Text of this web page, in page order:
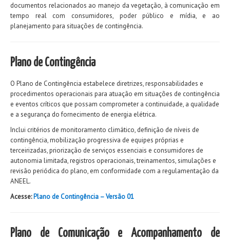
documentos relacionados ao manejo da vegetação, à comunicação em
tempo real com consumidores, poder público e mídia, e ao
planejamento para situações de contingência.
Plano de Contingência
O Plano de Contingência estabelece diretrizes, responsabilidades e
procedimentos operacionais para atuação em situações de contingência
e eventos críticos que possam comprometer a continuidade, a qualidade
e a segurança do fornecimento de energia elétrica.
Inclui critérios de monitoramento climático, definição de níveis de
contingência, mobilização progressiva de equipes próprias e
terceirizadas, priorização de serviços essenciais e consumidores de
autonomia limitada, registros operacionais, treinamentos, simulações e
revisão periódica do plano, em conformidade com a regulamentação da
ANEEL.
Acesse:Plano de Contingência – Versão 01
Plano de Comunicação e Acompanhamento de